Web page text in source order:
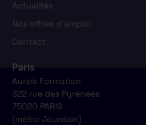
Actualités
Nos offres d'emploi
Contact
Paris
Aureïs Formation
322 rue des Pyrénées
75020 PARIS
(métro Jourdain)